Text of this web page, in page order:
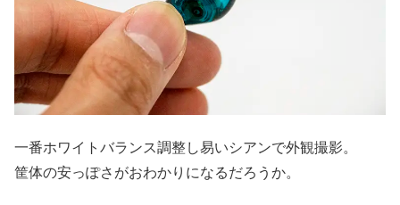
一番ホワイトバランス調整し易いシアンで外観撮影。
筐体の安っぽさがおわかりになるだろうか。